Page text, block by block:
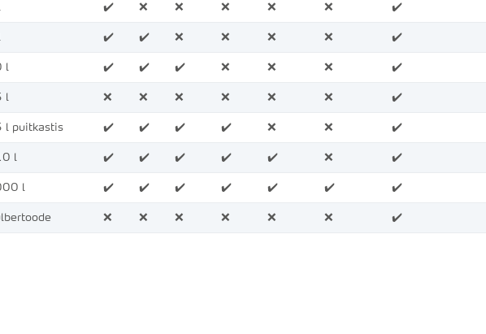
✔️ ❌ ❌ ❌ ❌ ❌ ✔️
✔️ ✔️ ❌ ❌ ❌ ❌ ✔️
l ✔️ ✔️ ✔️ ❌ ❌ ❌ ✔️
l ❌ ❌ ❌ ❌ ❌ ❌ ✔️
l puitkastis ✔️ ✔️ ✔️ ✔️ ❌ ❌ ✔️
l ✔️ ✔️ ✔️ ✔️ ✔️ ❌ ✔️
l ✔️ ✔️ ✔️ ✔️ ✔️ ✔️ ✔️
❌ ❌ ❌ ❌ ❌ ❌ ✔️